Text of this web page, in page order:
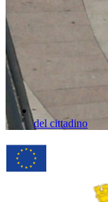
del cittadino